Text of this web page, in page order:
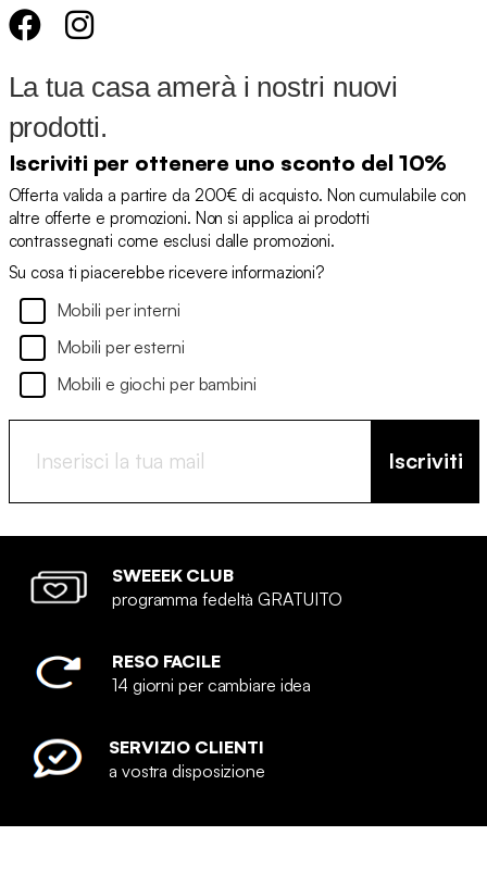
La tua casa amerà i nostri nuovi
prodotti.
Iscriviti per ottenere uno sconto del 10%
Offerta valida a partire da 200€ di acquisto. Non cumulabile con
altre offerte e promozioni. Non si applica ai prodotti
contrassegnati come esclusi dalle promozioni.
Su cosa ti piacerebbe ricevere informazioni?
Mobili per interni
Mobili per esterni
Mobili e giochi per bambini
Iscriviti
SWEEEK CLUB
programma fedeltà GRATUITO
RESO FACILE
14 giorni per cambiare idea
SERVIZIO CLIENTI
a vostra disposizione